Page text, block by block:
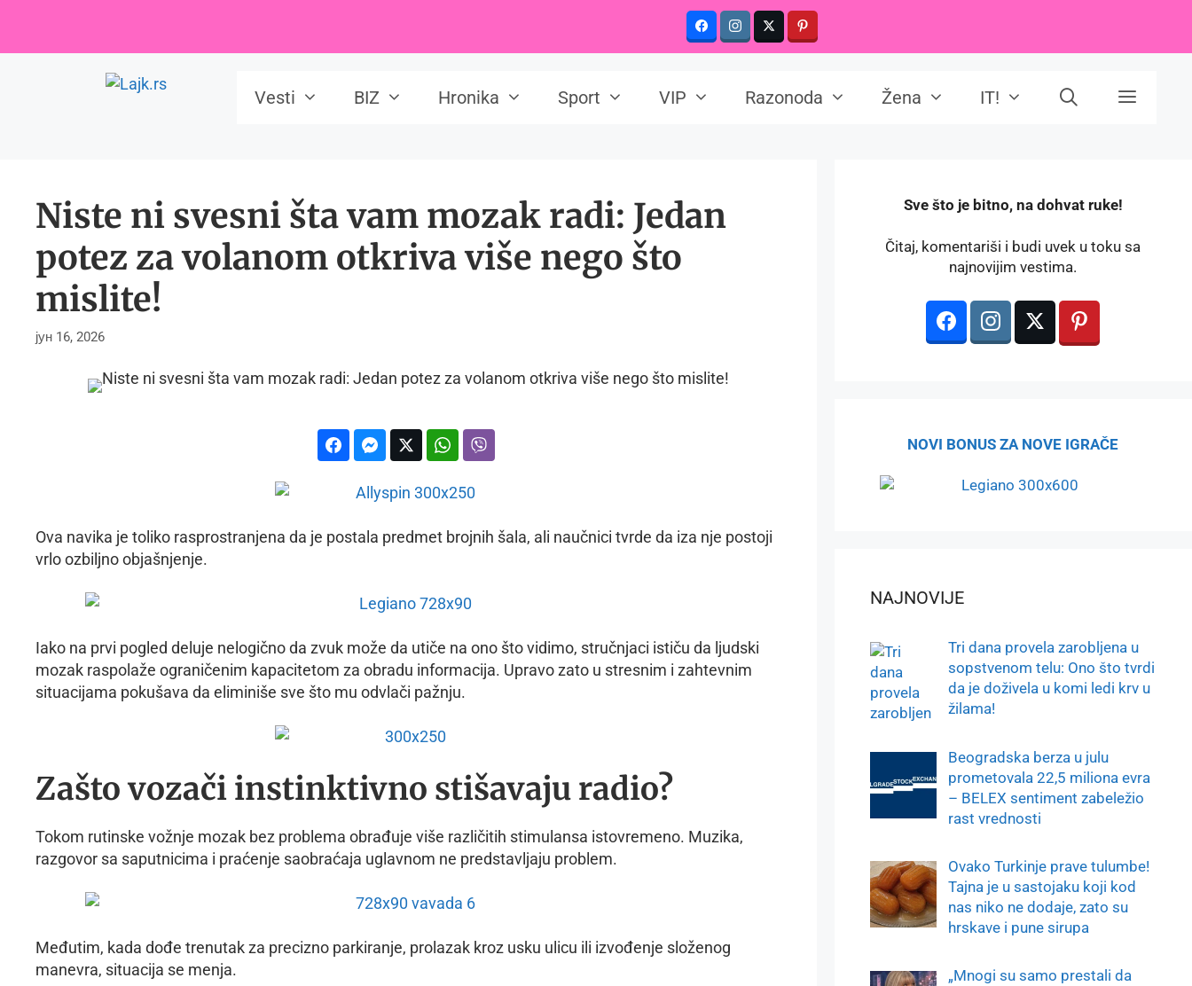
content
Vesti BIZ Hronika Sport VIP Razonoda Žena IT!
Niste ni svesni šta vam mozak radi: Jedan
potez za volanom otkriva više nego što
mislite!
јун 16, 2026
Ova navika je toliko rasprostranjena da je postala predmet brojnih šala, ali naučnici tvrde da iza nje postoji
vrlo ozbiljno objašnjenje.
Iako na prvi pogled deluje nelogično da zvuk može da utiče na ono što vidimo, stručnjaci ističu da ljudski
mozak raspolaže ograničenim kapacitetom za obradu informacija. Upravo zato u stresnim i zahtevnim
situacijama pokušava da eliminiše sve što mu odvlači pažnju.
Zašto vozači instinktivno stišavaju radio?
Tokom rutinske vožnje mozak bez problema obrađuje više različitih stimulansa istovremeno. Muzika,
razgovor sa saputnicima i praćenje saobraćaja uglavnom ne predstavljaju problem.
Međutim, kada dođe trenutak za precizno parkiranje, prolazak kroz usku ulicu ili izvođenje složenog
manevra, situacija se menja.
️Sve što je bitno, na dohvat ruke!
Čitaj, komentariši i budi uvek u toku sa
najnovijim vestima.
NOVI BONUS ZA NOVE IGRAČE
NAJNOVIJE
Tri dana provela zarobljena u
sopstvenom telu: Ono što tvrdi
da je doživela u komi ledi krv u
žilama!
Beogradska berza u julu
prometovala 22,5 miliona evra
– BELEX sentiment zabeležio
rast vrednosti
Ovako Turkinje prave tulumbe!
Tajna je u sastojaku koji kod
nas niko ne dodaje, zato su
hrskave i pune sirupa
„Mnogi su samo prestali da